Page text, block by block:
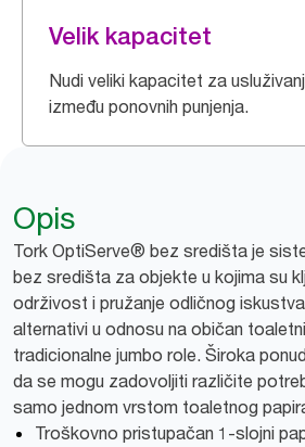
Velik kapacitet
Nudi veliki kapacitet za
između ponovnih punjenja.
Opis
Tork OptiServe® bez središta je
bez središta za objekte u kojima su
održivost i pružanje odličnog
alternativi u odnosu na običan
tradicionalne jumbo role. Široka
da se mogu zadovoljiti različite
samo jednom vrstom toaletnog
Troškovno pristupačan 1-slojni